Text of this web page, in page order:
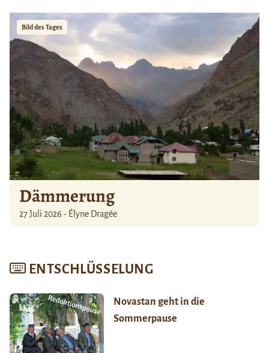
Bild des Tages
Dämmerung
27 Juli 2026 - Élyne Dragée
ENTSCHLÜSSELUNG
Novastan geht in die
Sommerpause